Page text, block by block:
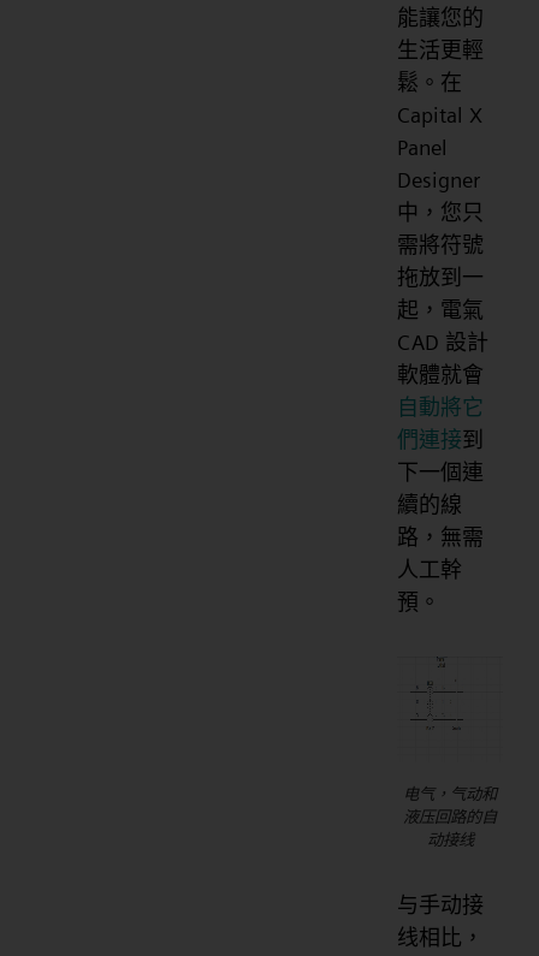
能讓您的
生活更輕
鬆。在
Capital X
Panel
Designer
中，您只
需將符號
拖放到一
起，電氣
CAD 設計
軟體就會
自動將它
們連接到
下一個連
續的線
路，無需
人工幹
預。
电气，气动和
液压回路的自
动接线
与手动接
线相比，